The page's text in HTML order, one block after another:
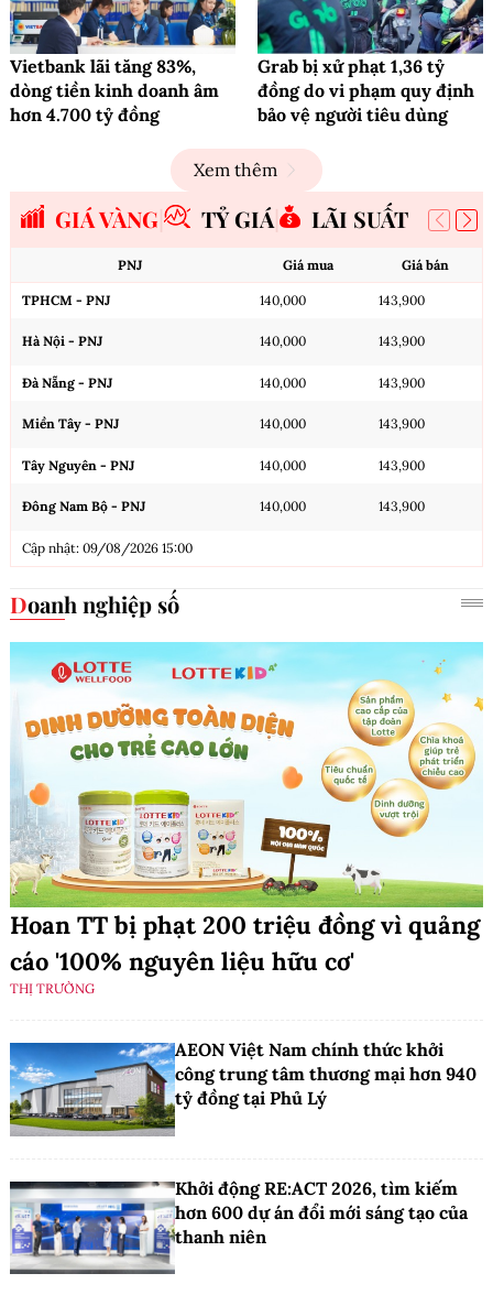
Vietbank lãi tăng 83%,
dòng tiền kinh doanh âm
hơn 4.700 tỷ đồng
Grab bị xử phạt 1,36 tỷ
đồng do vi phạm quy định
bảo vệ người tiêu dùng
Xem thêm
GIÁ VÀNG TỶ GIÁ LÃI SUẤT
PNJ Giá mua Giá bán
TPHCM - PNJ 140,000 143,900
Hà Nội - PNJ 140,000 143,900
Đà Nẵng - PNJ 140,000 143,900
Miền Tây - PNJ 140,000 143,900
Tây Nguyên - PNJ 140,000 143,900
Đông Nam Bộ - PNJ 140,000 143,900
Cập nhật: 09/08/2026 15:00
Doanh nghiệp số
Hoan TT bị phạt 200 triệu đồng vì quảng
cáo '100% nguyên liệu hữu cơ'
THỊ TRƯỜNG
AEON Việt Nam chính thức khởi
công trung tâm thương mại hơn 940
tỷ đồng tại Phủ Lý
Khởi động RE:ACT 2026, tìm kiếm
hơn 600 dự án đổi mới sáng tạo của
thanh niên